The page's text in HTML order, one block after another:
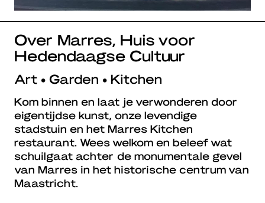
Over Marres, Huis voor
Hedendaagse Cultuur
Art • Garden • Kitchen
Kom binnen en laat je verwonderen door
eigentijdse kunst, onze levendige
stadstuin en het Marres Kitchen
restaurant. Wees welkom en beleef wat
schuilgaat achter de monumentale gevel
van Marres in het historische centrum van
Maastricht.